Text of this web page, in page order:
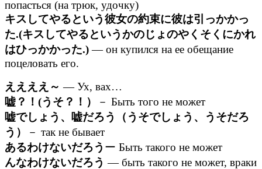
попасться (на трюк, удочку)
キスしてやるという彼女の約束に彼は引っかかっ
た.(キスしてやるというかのじょのやくそくにかれ
はひっかかった.)— он купился на ее обещание
поцеловать его.
ええええ～ — Ух, вах…
嘘？！(うそ？！）
－ Быть того не может
嘘でしょう、嘘だろう（うそでしょう、うそだろ
う）
－ так не бывает
あるわけないだろう ー Быть такого не может
んなわけないだろう — быть такого не может, враки